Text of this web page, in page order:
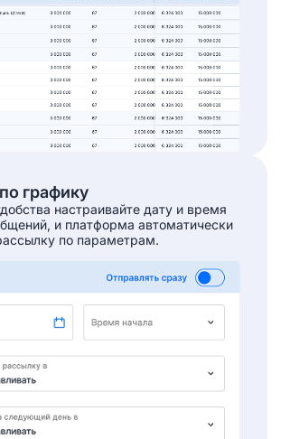
графику
настраивайте дату и время
и платформа автоматически
по параметрам.